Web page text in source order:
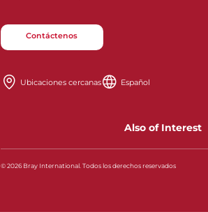
Contáctenos
Ubicaciones cercanas Español
Also of Interest
© 2026 Bray International. Todos los derechos reservados